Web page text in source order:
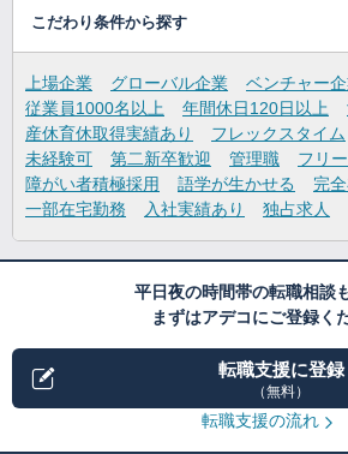
こだわり条件から探す
上場企業 グローバル企業 ベンチャー
従業員1000名以上
年間休日120日以上
産休育休取得実績あり
フレックスタイム
未経験可
第二新卒歓迎 管理職
フリ
障がい者積極採用
語学が生かせる
完
一部在宅勤務
入社実績あり 独占求人
平日夜の時間帯の転職相談
まずはアデコにご登録く
転職支援に登録
（無料）
転職支援の流れ